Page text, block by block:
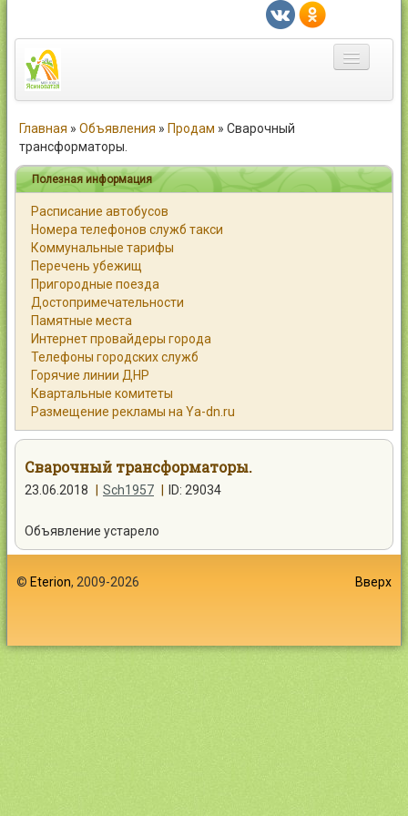
Город
Статьи
Каталог
Справочник
Работа
Объявления
Помощь
Главная » Объявления » Продам » Сварочный
трансформаторы.
Полезная информация
Расписание автобусов
Номера телефонов служб такси
Коммунальные тарифы
Перечень убежищ
Пригородные поезда
Достопримечательности
Памятные места
Интернет провайдеры города
Телефоны городских служб
Горячие линии ДНР
Квартальные комитеты
Размещение рекламы на Ya-dn.ru
Сварочный трансформаторы.
23.06.2018 Sch1957 ID: 29034
Объявление устарело
© Eterion, 2009-2026 Вверх